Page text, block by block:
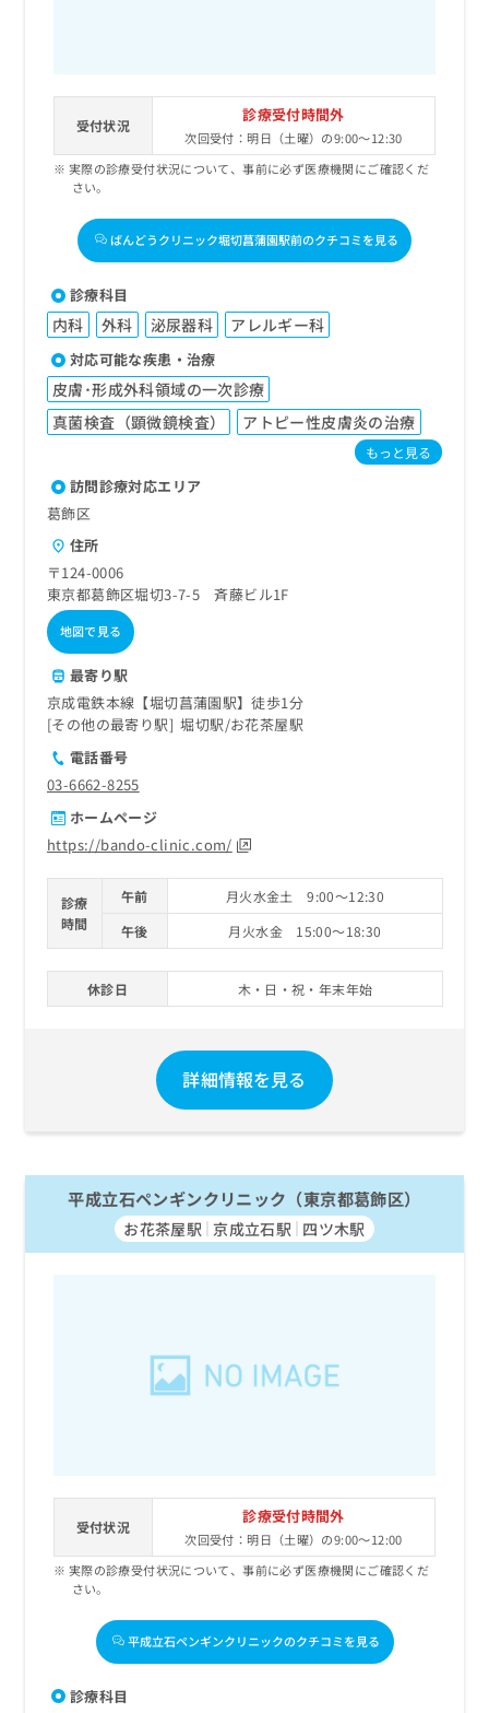
受付状況
診療受付時間外
次回受付：明日（土曜）の9:00～12:30
実際の診療受付状況について、事前に必ず医療機関にご確認くだ
さい。
ばんどうクリニック堀切菖蒲園駅前のクチコミを見る
診療科目
内科 外科 泌尿器科 アレルギー科
対応可能な疾患・治療
皮膚･形成外科領域の一次診療
真菌検査（顕微鏡検査）
アトピー性皮膚炎の治療
もっと見る
訪問診療対応エリア
葛飾区
住所
〒124-0006
東京都葛飾区堀切3-7-5 斉藤ビル1F
地図で見る
最寄り駅
京成電鉄本線【堀切菖蒲園駅】徒歩1分
その他の最寄り駅
堀切駅 お花茶屋駅
電話番号
03-6662-8255
ホームページ
https://bando-clinic.com/
診療
時間
午前
月火水金土 9:00～12:30
午後
月火水金 15:00～18:30
休診日 木・日・祝・年末年始
詳細情報を見る
平成立石ペンギンクリニック（東京都葛飾区）
お花茶屋駅 京成立石駅 四ツ木駅
受付状況
診療受付時間外
次回受付：明日（土曜）の9:00～12:00
実際の診療受付状況について、事前に必ず医療機関にご確認くだ
さい。
平成立石ペンギンクリニックのクチコミを見る
診療科目